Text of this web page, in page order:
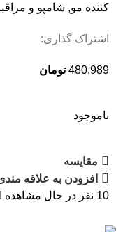
کننده مو, شامپو و
اشتراک گذاری:
480,989 تومان
ناموجود
مقایسه
افزودن به علاقه
10 نفر در حال